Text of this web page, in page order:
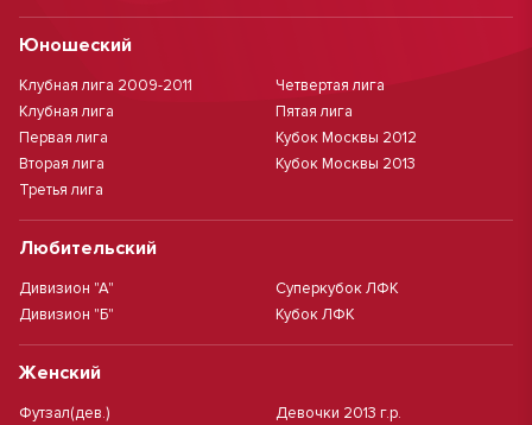
Юношеский
Клубная лига 2009-2011
Клубная лига
Первая лига
Вторая лига
Третья лига
Четвертая лига
Пятая лига
Кубок Москвы 2012
Кубок Москвы 2013
Любительский
Дивизион "А"
Дивизион "Б"
Суперкубок ЛФК
Кубок ЛФК
Женский
Футзал(дев.)
Девочки 2013 г.р.